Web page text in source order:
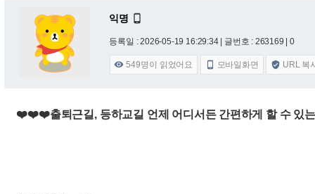
익명 
등록일 : 2026-05-19 16:29:34 | 글번호 : 263169 | 0
 549명이 읽었어요  모바일화면  URL 복
❤️❤️❤️출퇴근길, 등하교길 언제 어디서든 간편하게 할 수